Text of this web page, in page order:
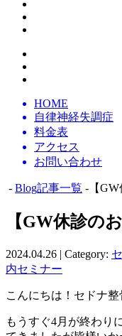
HOME
自律神経失調症
料金表
アクセス
お問い合わせ
- Blog記事一覧 -【GW
【GW休診の
2024.04.26 | Category:
内セミナー
こんにちは！セドナ
もうすぐ4月が終わり